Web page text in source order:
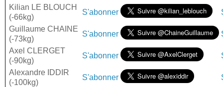
Kilian LE BLOUCH
(-66kg)
S'abonner
Guillaume CHAINE
(-73kg)
S'abonner
Axel CLERGET
(-90kg)
S'abonner
Alexandre IDDIR
(-100kg)
S'abonner